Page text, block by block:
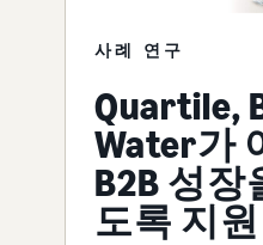
사례 연구
Quartile,
Water가
B2B 성
도록 지원